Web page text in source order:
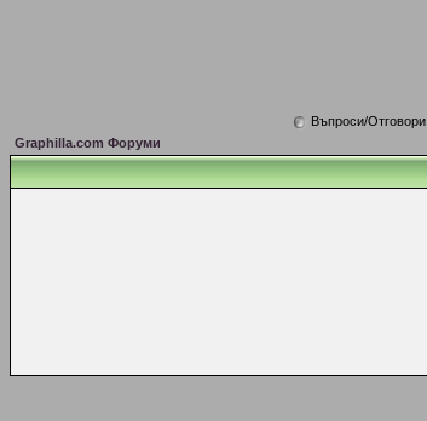
Въпроси/Отговори
Graphilla.com Форуми